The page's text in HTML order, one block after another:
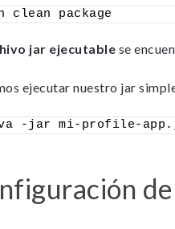
clean package
jar ejecutable se
ejecutar nuestro jar
-jar mi-profile-app.